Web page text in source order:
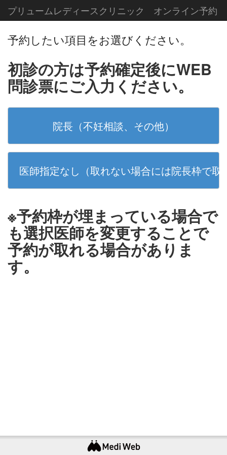
プリュームレディースクリニック オンライン予約
予約したい項目をお選びください。
初診の方は予約確定後にWEB
問診票にご入力ください。
院長（不妊相談、その他）
医師指定なし（取れない場合には院長枠で
※予約枠が埋まっている場合で
も選択医師を変更することで
予約が取れる場合がありま
す。